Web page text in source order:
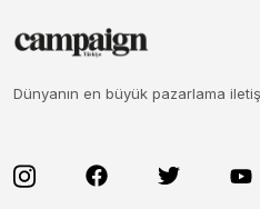
Dünyanın en büyük pazarlama